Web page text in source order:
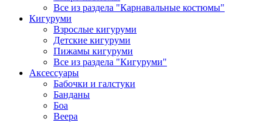
Все из раздела "Карнавальные костюмы"
Кигуруми
Взрослые кигуруми
Детские кигуруми
Пижамы кигуруми
Все из раздела "Кигуруми"
Аксессуары
Бабочки и галстуки
Банданы
Боа
Веера